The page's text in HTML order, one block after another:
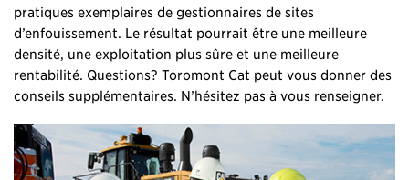
pratiques exemplaires de gestionnaires de sites
d’enfouissement. Le résultat pourrait être une meilleure
densité, une exploitation plus sûre et une meilleure
rentabilité. Questions? Toromont Cat peut vous donner des
conseils supplémentaires. N’hésitez pas à vous renseigner.